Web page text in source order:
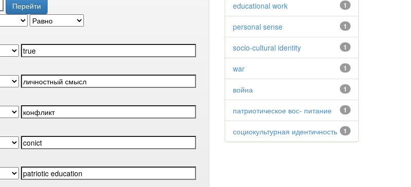
1
educational work
1
personal sense
1
socio-cultural identity
1
war
1
война
1
патриотическое вос- питание
1
социокультурная идентичность